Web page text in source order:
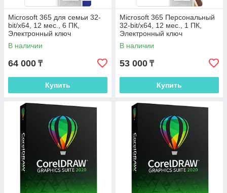
Microsoft 365 для семьи 32-
bit/x64, 12 мес., 6 ПК,
Электронный ключ
В наличии
64 000 ₸
Купить
Microsoft 365 Персональный
32-bit/x64, 12 мес., 1 ПК,
Электронный ключ
В наличии
53 000 ₸
Купить